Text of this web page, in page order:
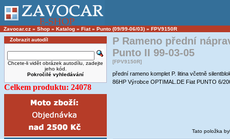
Zavocar.cz » Shop » Katalog » Fiat» Punto (09/99-06/03) » FPV9150R
Zobrazit autodíl
Chcete-li vidět obrázek autodílu, zadejte
jeho kód.
Pokročilé vyhledávání
Celkem produktu: 24078
P Rameno přední
Punto II 99-03-05
[FPV9150R]
přední rameno komplet P. litina včetně
86HP Výrobce OPTIMAL.DE Fiat PUNTO 6/
Tato položka